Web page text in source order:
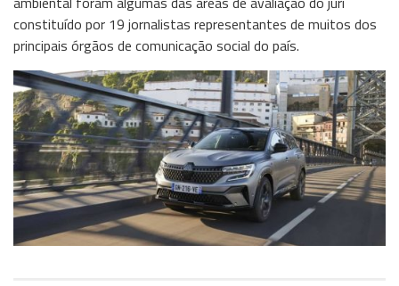
constituído por 19 jornalistas representantes de muitos dos
principais órgãos de comunicação social do país.